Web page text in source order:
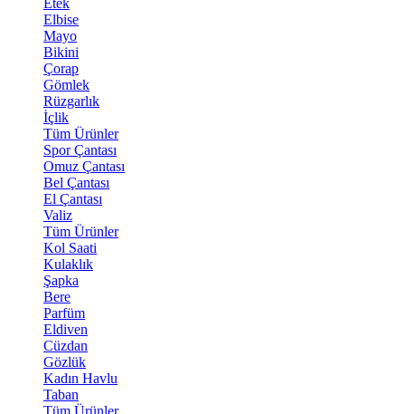
Etek
Elbise
Mayo
Bikini
Çorap
Gömlek
Rüzgarlık
İçlik
Tüm Ürünler
Spor Çantası
Omuz Çantası
Bel Çantası
El Çantası
Valiz
Tüm Ürünler
Kol Saati
Kulaklık
Şapka
Bere
Parfüm
Eldiven
Cüzdan
Gözlük
Kadın Havlu
Taban
Tüm Ürünler